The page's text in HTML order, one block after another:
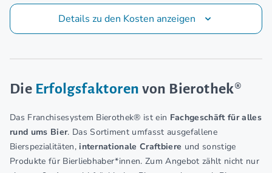
Details zu den Kosten anzeigen
Die Erfolgsfaktoren von Bierothek®
Das Franchisesystem Bierothek® ist ein Fachgeschäft für alles
rund ums Bier. Das Sortiment umfasst ausgefallene
Bierspezialitäten,internationale Craftbiere und sonstige
Produkte für Bierliebhaber*innen. Zum Angebot zählt nicht nur